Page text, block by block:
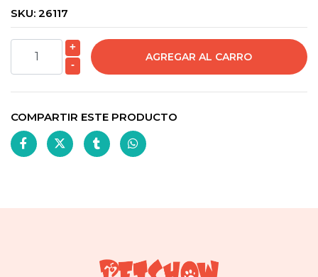
SKU: 26117
+
-
COMPARTIR ESTE PRODUCTO